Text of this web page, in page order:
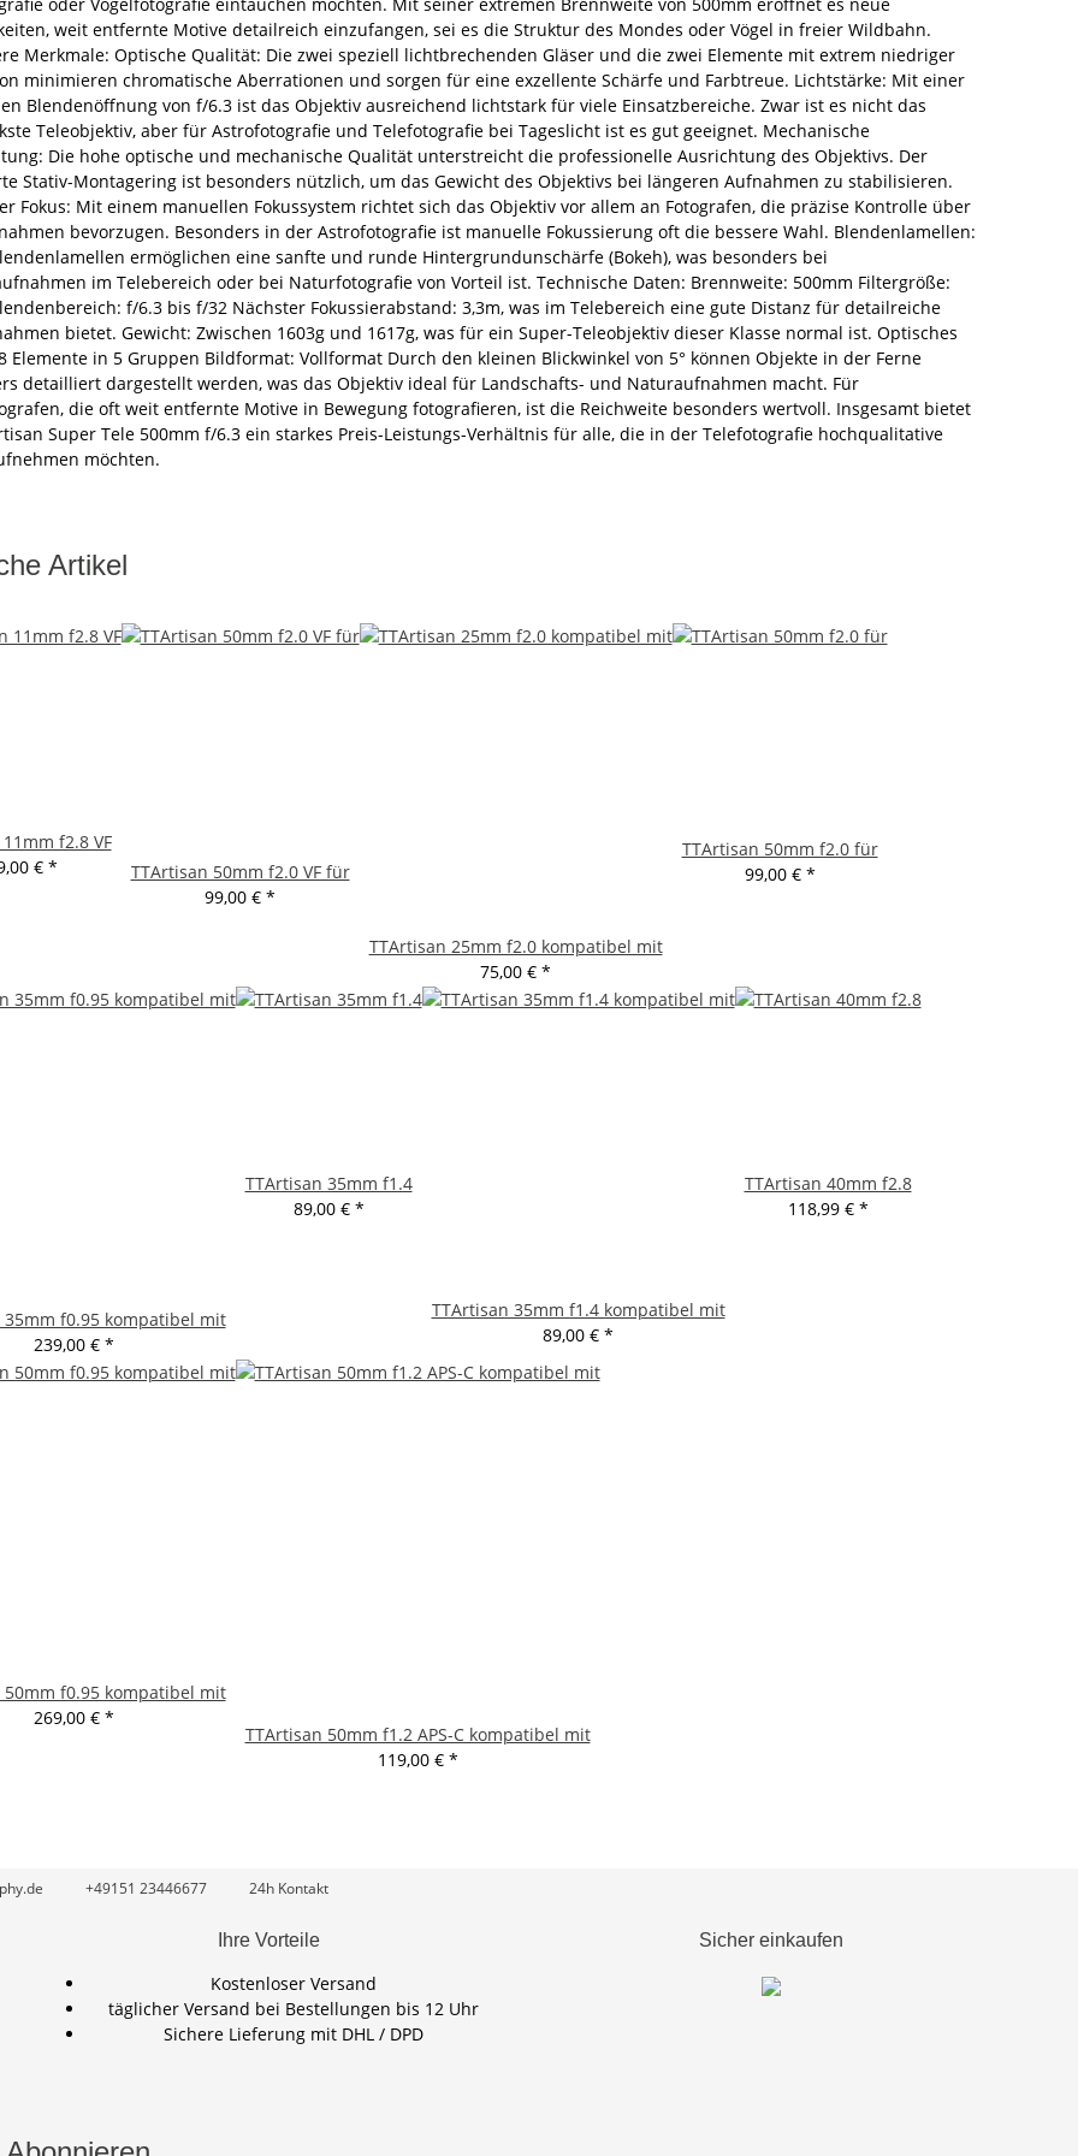
oder Vogelfotografie eintauchen möchten. Mit seiner extremen Brennweite von 500mm eröffnet es neue
weit entfernte Motive detailreich einzufangen, sei es die Struktur des Mondes oder Vögel in freier Wildbahn.
Merkmale: Optische Qualität: Die zwei speziell lichtbrechenden Gläser und die zwei Elemente mit extrem niedriger
minimieren chromatische Aberrationen und sorgen für eine exzellente Schärfe und Farbtreue. Lichtstärke: Mit einer
Blendenöffnung von f/6.3 ist das Objektiv ausreichend lichtstark für viele Einsatzbereiche. Zwar ist es nicht das
Teleobjektiv, aber für Astrofotografie und Telefotografie bei Tageslicht ist es gut geeignet. Mechanische
Die hohe optische und mechanische Qualität unterstreicht die professionelle Ausrichtung des Objektivs. Der
Stativ-Montagering ist besonders nützlich, um das Gewicht des Objektivs bei längeren Aufnahmen zu stabilisieren.
Fokus: Mit einem manuellen Fokussystem richtet sich das Objektiv vor allem an Fotografen, die präzise Kontrolle über
bevorzugen. Besonders in der Astrofotografie ist manuelle Fokussierung oft die bessere Wahl. Blendenlamellen:
ermöglichen eine sanfte und runde Hintergrundunschärfe (Bokeh), was besonders bei
im Telebereich oder bei Naturfotografie von Vorteil ist. Technische Daten: Brennweite: 500mm Filtergröße:
f/6.3 bis f/32 Nächster Fokussierabstand: 3,3m, was im Telebereich eine gute Distanz für detailreiche
bietet. Gewicht: Zwischen 1603g und 1617g, was für ein Super-Teleobjektiv dieser Klasse normal ist. Optisches
Elemente in 5 Gruppen Bildformat: Vollformat Durch den kleinen Blickwinkel von 5° können Objekte in der Ferne
detailliert dargestellt werden, was das Objektiv ideal für Landschafts- und Naturaufnahmen macht. Für
die oft weit entfernte Motive in Bewegung fotografieren, ist die Reichweite besonders wertvoll. Insgesamt bietet
Super Tele 500mm f/6.3 ein starkes Preis-Leistungs-Verhältnis für alle, die in der Telefotografie hochqualitative
möchten.
Artikel
f2.8 VF
€ *
TTArtisan 50mm f2.0 VF für
99,00 € *
TTArtisan 25mm f2.0 kompatibel mit
75,00 € *
TTArtisan 50mm f2.0 für
99,00 € *
35mm f0.95 kompatibel mit
239,00 € *
TTArtisan 35mm f1.4
89,00 € *
TTArtisan 35mm f1.4 kompatibel mit
89,00 € *
TTArtisan 40mm f2.8
118,99 € *
50mm f0.95 kompatibel mit
269,00 € *
TTArtisan 50mm f1.2 APS-C kompatibel mit
119,00 € *
+49151 23446677 24h Kontakt
Ihre Vorteile
Kostenloser Versand
täglicher Versand bei Bestellungen bis 12 Uhr
Sichere Lieferung mit DHL / DPD
Sicher einkaufen